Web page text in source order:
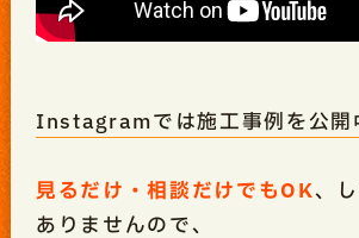
Instagramでは施工事例を公開
見るだけ・相談だけでもOK、
ありませんので、